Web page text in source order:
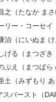
之（たなか まさ
リー・コーセイ
治（にいぬま け
げる（まつざき
ぶえ（まつばら
土（みずもり あ
スバースト（